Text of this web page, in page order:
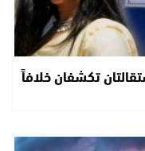
تكشفان خلافاً